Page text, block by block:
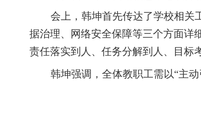
会上，韩坤首先传达了学校相关
据治理、网络安全保障等三个方面详
责任落实到人、任务分解到人、目标
韩坤强调，全体教职工需以“主